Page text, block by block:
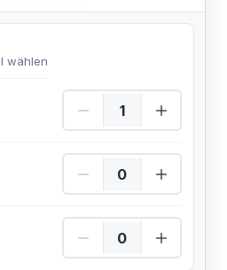
wählen
Erwachsene Menge
Kinder Menge
Kinder Menge